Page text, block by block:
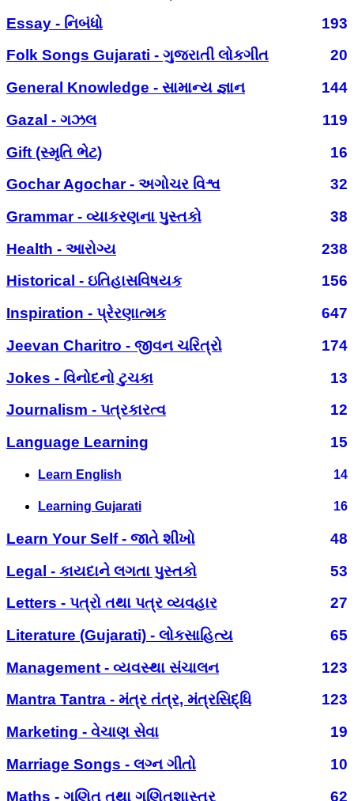
Essay - નિબંધો
193
Folk Songs Gujarati - ગુજરાતી લોકગીત
20
General Knowledge - સામાન્ય જ્ઞાન
144
Gazal - ગઝલ
119
Gift (સ્મૃતિ ભેટ)
16
Gochar Agochar - અગોચર વિશ્વ
32
Grammar - વ્યાકરણના પુસ્તકો
38
Health - આરોગ્ય
238
Historical - ઇતિહાસવિષયક
156
Inspiration - પ્રેરણાત્મક
647
Jeevan Charitro - જીવન ચરિત્રો
174
Jokes - વિનોદનો ટુચકા
13
Journalism - પત્રકારત્વ
12
Language Learning
15
Learn English 14
Learning Gujarati 16
Learn Your Self - જાતે શીખો
48
Legal - કાયદાને લગતા પુસ્તકો
53
Letters - પત્રો તથા પત્ર વ્યવહાર
27
Literature (Gujarati) - લોકસાહિત્ય
65
Management - વ્યવસ્થા સંચાલન
123
Mantra Tantra - મંત્ર તંત્ર, મંત્રસિદ્ધિ
123
Marketing - વેચાણ સેવા
19
Marriage Songs - લગ્ન ગીતો
10
Maths - ગણિત તથા ગણિતશાસ્ત્ર
62